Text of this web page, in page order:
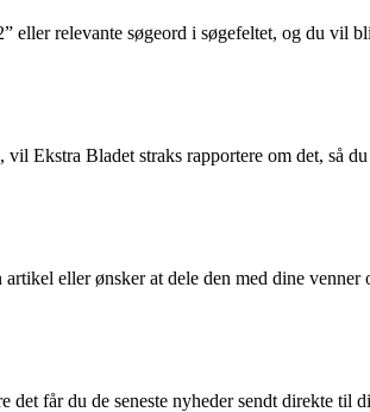
eller relevante søgeord i søgefeltet, og du vil
Ekstra Bladet straks rapportere om det, så
eller ønsker at dele den med dine venner
får du de seneste nyheder sendt direkte til